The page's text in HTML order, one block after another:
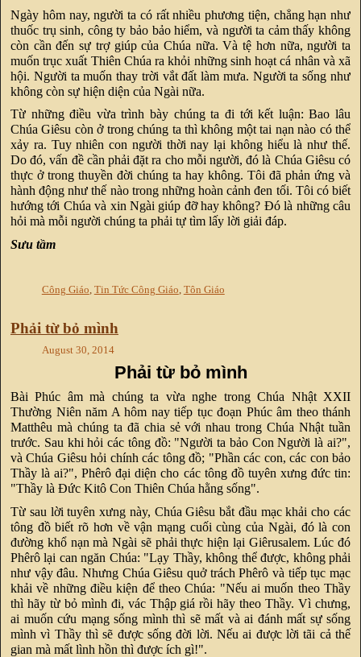
Ngày hôm nay, người ta có rất nhiều phương tiện, chẳng hạn như
thuốc trụ sinh, công ty bảo bảo hiểm, và người ta cảm thấy không
còn cần đến sự trợ giúp của Chúa nữa. Và tệ hơn nữa, người ta
muốn trục xuất Thiên Chúa ra khỏi những sinh hoạt cá nhân và xã
hội. Người ta muốn thay trời vắt đất làm mưa. Người ta sống như
không còn sự hiện diện của Ngài nữa.
Từ những điều vừa trình bày chúng ta đi tới kết luận: Bao lâu
Chúa Giêsu còn ở trong chúng ta thì không một tai nạn nào có thể
xảy ra. Tuy nhiên con người thời nay lại không hiểu là như thế.
Do đó, vấn đề cần phải đặt ra cho mỗi người, đó là Chúa Giêsu có
thực ở trong thuyền đời chúng ta hay không. Tôi đã phản ứng và
hành động như thế nào trong những hoàn cảnh đen tối. Tôi có biết
hướng tới Chúa và xin Ngài giúp đỡ hay không? Đó là những câu
hỏi mà mỗi người chúng ta phải tự tìm lấy lời giải đáp.
Sưu tầm
Công Giáo, Tin Tức Công Giáo, Tôn Giáo
Phải từ bỏ mình
August 30, 2014
Phải từ bỏ mình
Bài Phúc âm mà chúng ta vừa nghe trong Chúa Nhật XXII
Thường Niên năm A hôm nay tiếp tục đoạn Phúc âm theo thánh
Matthêu mà chúng ta đã chia sẻ với nhau trong Chúa Nhật tuần
trước. Sau khi hỏi các tông đồ: "Người ta bảo Con Người là ai?",
và Chúa Giêsu hỏi chính các tông đồ; "Phần các con, các con bảo
Thầy là ai?", Phêrô đại diện cho các tông đồ tuyên xưng đức tin:
"Thầy là Đức Kitô Con Thiên Chúa hằng sống".
Từ sau lời tuyên xưng này, Chúa Giêsu bắt đầu mạc khải cho các
tông đồ biết rõ hơn về vận mạng cuối cùng của Ngài, đó là con
đường khổ nạn mà Ngài sẽ phải thực hiện lại Giêrusalem. Lúc đó
Phêrô lại can ngăn Chúa: "Lạy Thầy, không thể được, không phải
như vậy đâu. Nhưng Chúa Giêsu quở trách Phêrô và tiếp tục mạc
khải về những điều kiện để theo Chúa: "Nếu ai muốn theo Thầy
thì hãy từ bỏ mình đi, vác Thập giá rồi hãy theo Thầy. Vì chưng,
ai muốn cứu mạng sống mình thì sẽ mất và ai đánh mất sự sống
mình vì Thầy thì sẽ được sống đời lời. Nếu ai được lời tãi cả thế
gian mà mất lình hồn thì được ích gì!".